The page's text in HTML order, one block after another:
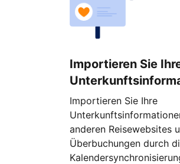
Importieren Sie
Importieren Sie Ihre
anderen Reisewebsites
Überbuchungen durch